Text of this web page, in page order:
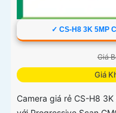
✓ CS-H8 3K 5MP
Giá
Giá
Camera giá rẻ CS-H8